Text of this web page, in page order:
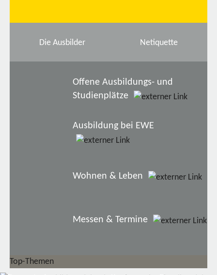
Die Ausbilder Netiquette
Offene Ausbildungs- und
Studienplätze
Ausbildung bei EWE
Wohnen & Leben
Messen & Termine
Top-Themen